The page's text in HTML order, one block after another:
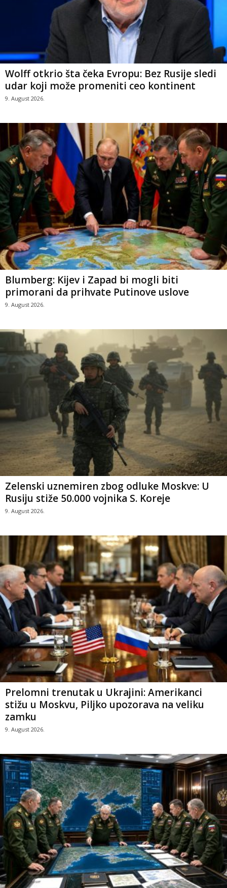
Wolff otkrio šta čeka Evropu: Bez Rusije sledi
udar koji može promeniti ceo kontinent
9. August 2026.
Blumberg: Kijev i Zapad bi mogli biti
primorani da prihvate Putinove uslove
9. August 2026.
Zelenski uznemiren zbog odluke Moskve: U
Rusiju stiže 50.000 vojnika S. Koreje
9. August 2026.
Prelomni trenutak u Ukrajini: Amerikanci
stižu u Moskvu, Piljko upozorava na veliku
zamku
9. August 2026.